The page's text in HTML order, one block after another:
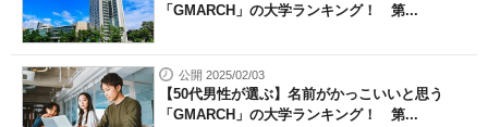
「GMARCH」の大学ランキング！ 第...
公開 2025/02/03
【50代男性が選ぶ】名前がかっこいいと思う
「GMARCH」の大学ランキング！ 第...